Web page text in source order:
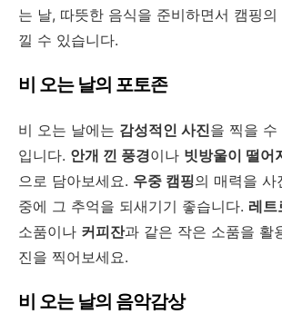
는 날, 따뜻한 음식을 준비하면서 캠핑
낄 수 있습니다.
비 오는 날의 포토존
비 오는 날에는 감성적인 사진을 찍을 수
입니다. 안개 낀 풍경이나 빗방울이 떨어
으로 담아보세요. 우중 캠핑의 매력을 사
중에 그 추억을 되새기기 좋습니다. 레트
소품이나 커피잔과 같은 작은 소품을 활
진을 찍어보세요.
비 오는 날의 음악감상